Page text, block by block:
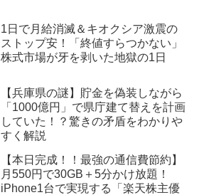
1日で月給消滅＆キオクシア激震の
ストップ安！「終値すらつかない」
株式市場が牙を剥いた地獄の1日
【兵庫県の謎】貯金を偽装しながら
「1000億円」で県庁建て替えを計画
していた！？驚きの矛盾をわかりや
すく解説
【本日完成！！最強の通信費節約】
月550円で30GB＋5分かけ放題！
iPhone1台で実現する「楽天株主優